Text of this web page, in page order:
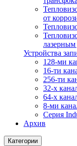
от
Устройства
128-ми
16-ти
256-ти
32-х
64-х
8-ми
Серия
Архив
Категории